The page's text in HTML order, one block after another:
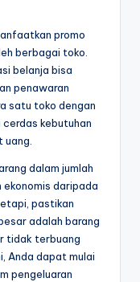
promo
berbagai toko.
belanja bisa
penawaran
satu toko dengan
kebutuhan
dalam jumlah
ekonomis daripada
pastikan
adalah barang
tidak terbuang
Anda dapat mulai
pengeluaran